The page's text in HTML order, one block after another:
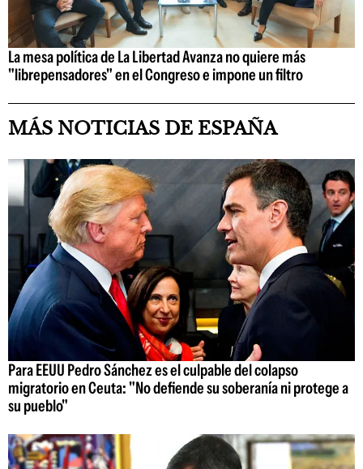
La mesa política de La Libertad Avanza no quiere más
"librepensadores" en el Congreso e impone un filtro
MÁS NOTICIAS DE ESPAÑA
Para EEUU Pedro Sánchez es el culpable del colapso
migratorio en Ceuta: "No defiende su soberanía ni protege a
su pueblo"